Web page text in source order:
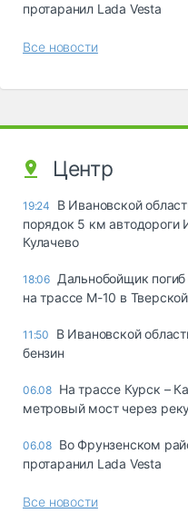
протаранил Lada Vesta
Все новости
Центр
19:24
В Ивановской
порядок 5 км автодороги
Кулачево
18:06 Дальнобойщик
на трассе М-10 в
11:50
В Ивановской
бензин
06.08 На трассе Курск –
метровый мост через
06.08 Во Фрунзенском
протаранил Lada Vesta
Все новости